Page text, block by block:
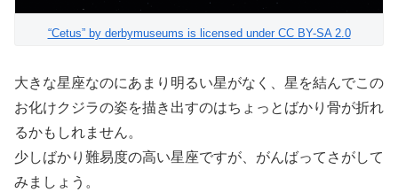
“Cetus” by derbymuseums is licensed under CC BY-SA 2.0
大きな星座なのにあまり明るい星がなく、星を結んでこの
お化けクジラの姿を描き出すのはちょっとばかり骨が折れ
るかもしれません。
少しばかり難易度の高い星座ですが、がんばってさがして
みましょう。